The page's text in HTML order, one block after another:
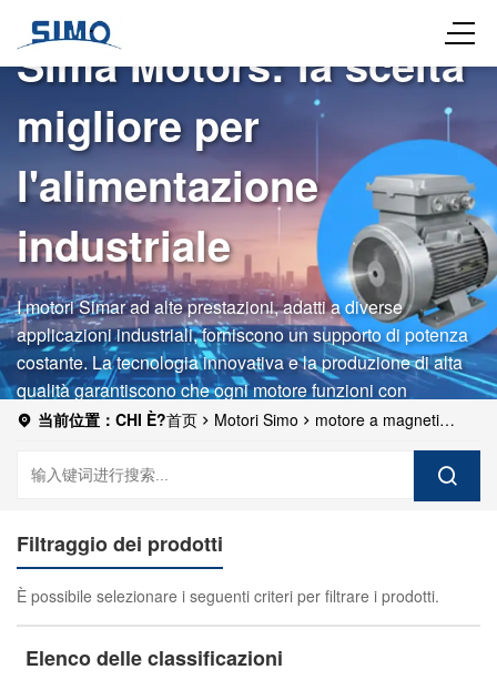
Sima Motors: la scelta
migliore per
l'alimentazione
industriale
I motori Simar ad alte prestazioni, adatti a diverse
applicazioni industriali, forniscono un supporto di potenza
costante. La tecnologia innovativa e la produzione di alta
qualità garantiscono che ogni motore funzioni con
efficienza e affidabilità costanti.
当前位置：CHI È?首页 Motori Simo
motore a magneti
Filtraggio dei prodotti
È possibile selezionare i seguenti criteri per filtrare i prodotti.
Elenco delle classificazioni